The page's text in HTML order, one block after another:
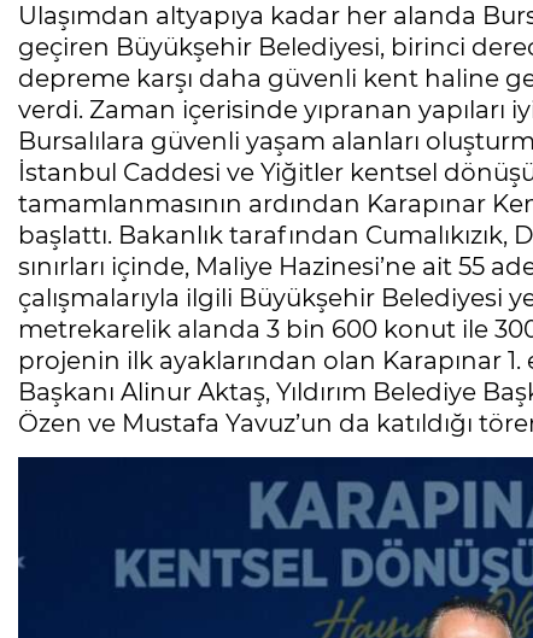
Ulaşımdan altyapıya kadar her alanda
geçiren Büyükşehir Belediyesi, birinci
depreme karşı daha güvenli kent haline
verdi. Zaman içerisinde yıpranan yapıları
Bursalılara güvenli yaşam alanları
İstanbul Caddesi ve Yiğitler kentsel
tamamlanmasının ardından Karapınar
başlattı. Bakanlık tarafından
sınırları içinde, Maliye Hazinesi’ne ait 55
çalışmalarıyla ilgili Büyükşehir Belediyesi
metrekarelik alanda 3 bin 600 konut ile
projenin ilk ayaklarından olan Karapınar
Başkanı Alinur Aktaş, Yıldırım Belediye
Özen ve Mustafa Yavuz’un da katıldığı